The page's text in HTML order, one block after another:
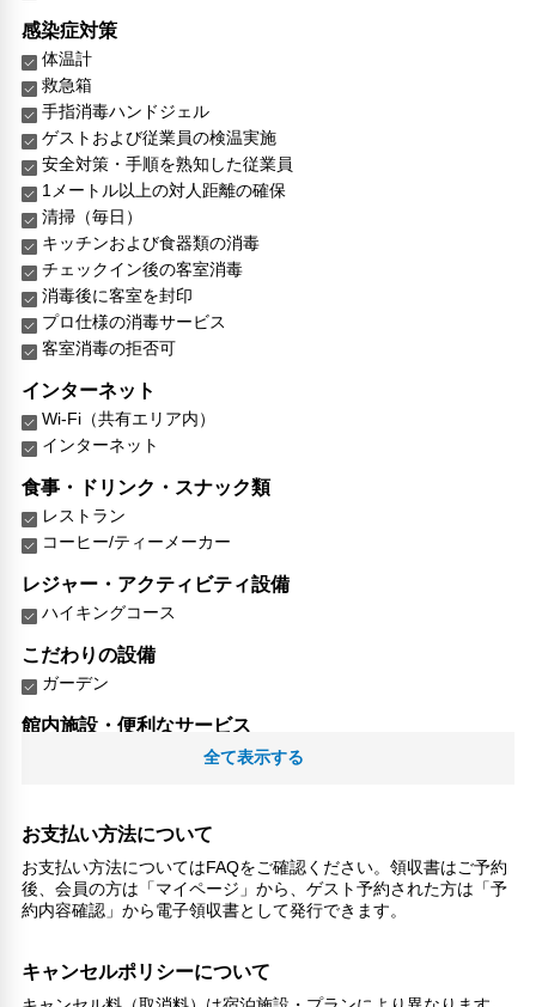
感染症対策
体温計
救急箱
手指消毒ハンドジェル
ゲストおよび従業員の検温実施
安全対策・手順を熟知した従業員
1メートル以上の対人距離の確保
清掃（毎日）
キッチンおよび食器類の消毒
チェックイン後の客室消毒
消毒後に客室を封印
プロ仕様の消毒サービス
客室消毒の拒否可
インターネット
Wi-Fi（共有エリア内）
インターネット
食事・ドリンク・スナック類
レストラン
コーヒー/ティーメーカー
レジャー・アクティビティ設備
ハイキングコース
こだわりの設備
ガーデン
館内施設・便利なサービス
英語
日本語
その他サービス
トイレタリー
リネン・衣類の湯洗い
共用筆記用具の設置なし
全て表示する
お支払い方法について
お支払い方法についてはFAQをご確認ください。領収書はご予約
後、会員の方は「マイページ」から、ゲスト予約された方は「予
約内容確認」から電子領収書として発行できます。
キャンセルポリシーについて